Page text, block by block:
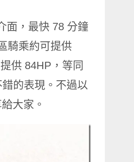
面，最快 78 分鐘
騎乘約可提供
供 84HP，等同
的表現。不過以
大家。